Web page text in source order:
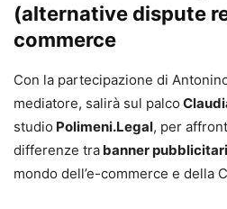
(alternative dispute
commerce
Con la partecipazione di
mediatore, salirà sul palco
studio Polimeni.Legal, per
differenze tra banner
mondo dell’e-commerce e della